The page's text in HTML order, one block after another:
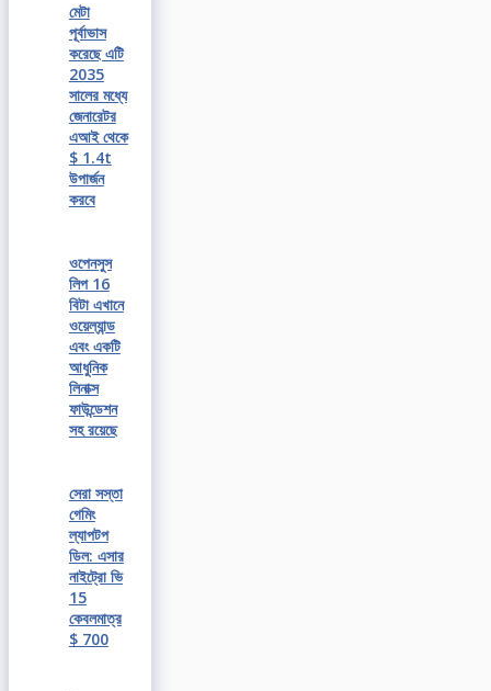
মেটা
পূর্বাভাস
করেছে এটি
2035
সালের মধ্যে
জেনারেটর
এআই থেকে
$ 1.4t
উপার্জন
করবে
ওপেনসুস
লিপ 16
বিটা এখানে
ওয়েল্যান্ড
এবং একটি
আধুনিক
লিনাক্স
ফাউন্ডেশন
সহ রয়েছে
সেরা সস্তা
গেমিং
ল্যাপটপ
ডিল: এসার
নাইট্রো ভি
15
কেবলমাত্র
$ 700